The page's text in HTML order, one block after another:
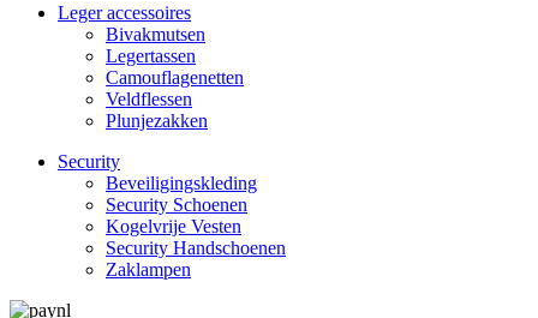
Leger accessoires
Bivakmutsen
Legertassen
Camouflage­­netten
Veldflessen
Plunjezakken
Security
Beveiligings­­kleding
Security Schoenen
Kogelvrije Vesten
Security Hand­­schoenen
Zaklampen